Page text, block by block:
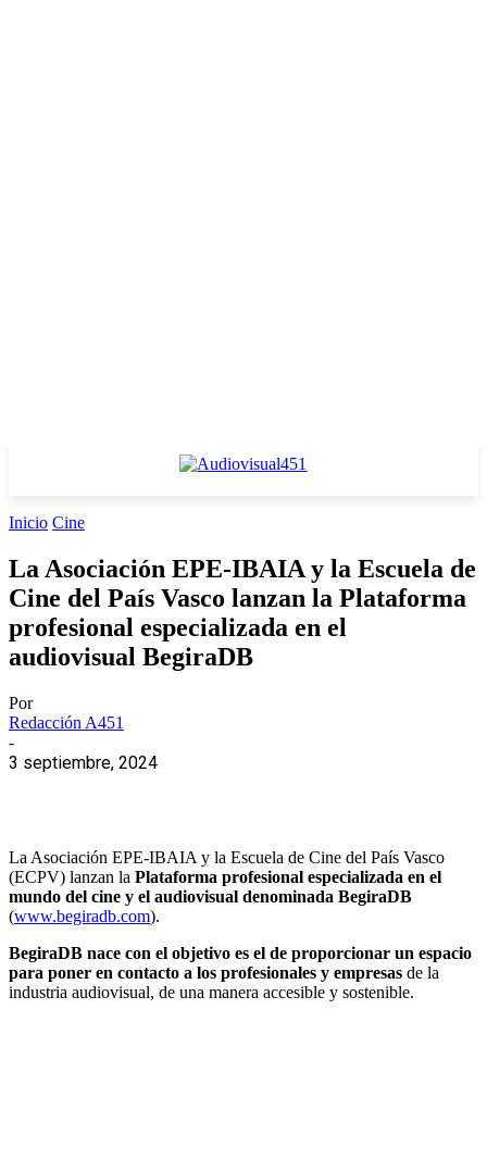
Inicio Cine
La Asociación EPE-IBAIA y la Escuela de
Cine del País Vasco lanzan la Plataforma
profesional especializada en el
audiovisual BegiraDB
Por
Redacción A451
-
3 septiembre, 2024
La Asociación EPE-IBAIA y la Escuela de Cine del País Vasco
(ECPV) lanzan la Plataforma profesional especializada en el
mundo del cine y el audiovisual denominada BegiraDB
(www.begiradb.com).
BegiraDB nace con el objetivo es el de proporcionar un espacio
para poner en contacto a los profesionales y empresas de la
industria audiovisual, de una manera accesible y sostenible.